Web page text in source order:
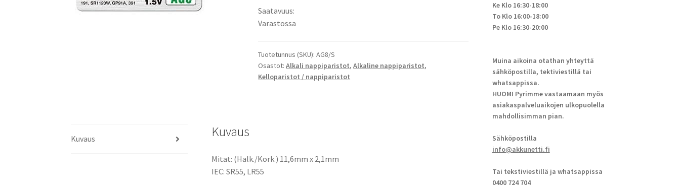
381/391
/
Alkaliparisto
1,5V
Camelion
määrä
Saatavuus:
Varastossa
Tuotetunnus (SKU):AG8/S
Osastot:Alkali nappiparistot,Alkaline nappiparistot,
Kelloparistot / nappiparistot
Kuvaus Kuvaus
Mitat: (Halk./Kork.) 11,6mm x 2,1mm
IEC: SR55, LR55
Ke Klo 16:30-18:00
To Klo 16:00-18:00
Pe Klo 16:30-20:00
Muina aikoina otathan yhteyttä
sähköpostilla, tektiviestillä tai
whatsappissa.
HUOM! Pyrimme vastaamaan myös
asiakaspalveluaikojen ulkopuolella
mahdollisimman pian.
Sähköpostilla
info@akkunetti.fi
Tai tekstiviestillä ja whatsappissa
0400 724 704